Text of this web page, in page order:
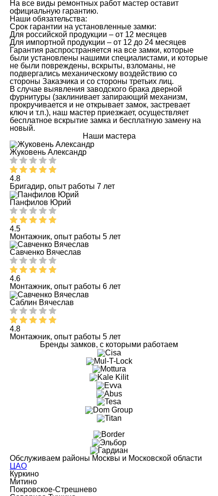
На все виды ремонтных работ мастер оставит
официальную гарантию.
Наши обязательства:
Срок гарантии на установленные замки:
Для российской продукции – от 12 месяцев
Для импортной продукции – от 12 до 24 месяцев
Гарантия распространяется на все замки, которые
были установлены нашими специалистами, и которые
не были повреждены, вскрыты, взломаны, не
подвергались механическому воздействию со
стороны Заказчика и со стороны третьих лиц.
В случае выявления заводского брака дверной
фурнитуры (заклинивает запирающий механизм,
прокручивается и не открывает замок, застревает
ключ и т.п.), наш мастер приезжает, осуществляет
бесплатное вскрытие замка и бесплатную замену на
новый.
Наши мастера
Жуковень Александр
4.8
Бригадир, опыт работы 7 лет
Панфилов Юрий
4.5
Монтажник, опыт работы 5 лет
Савченко Вячеслав
4.6
Монтажник, опыт работы 6 лет
Саблин Вячеслав
4.8
Монтажник, опыт работы 5 лет
Бренды замков, с которыми работаем
Обслуживаем районы Москвы и Московской области
ЦАО
Куркино
Митино
Покровское-Стрешнево